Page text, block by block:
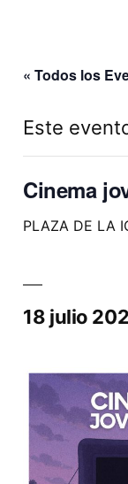
« Todos los
Este
Cinema
PLAZA DE LA
18 julio